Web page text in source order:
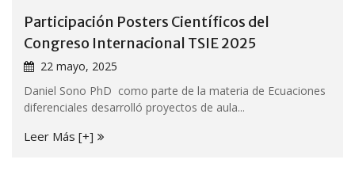
Participación Posters Científicos del
Congreso Internacional TSIE 2025
22 mayo, 2025
Daniel Sono PhD como parte de la materia de Ecuaciones
diferenciales desarrolló proyectos de aula...
Leer Más [+]